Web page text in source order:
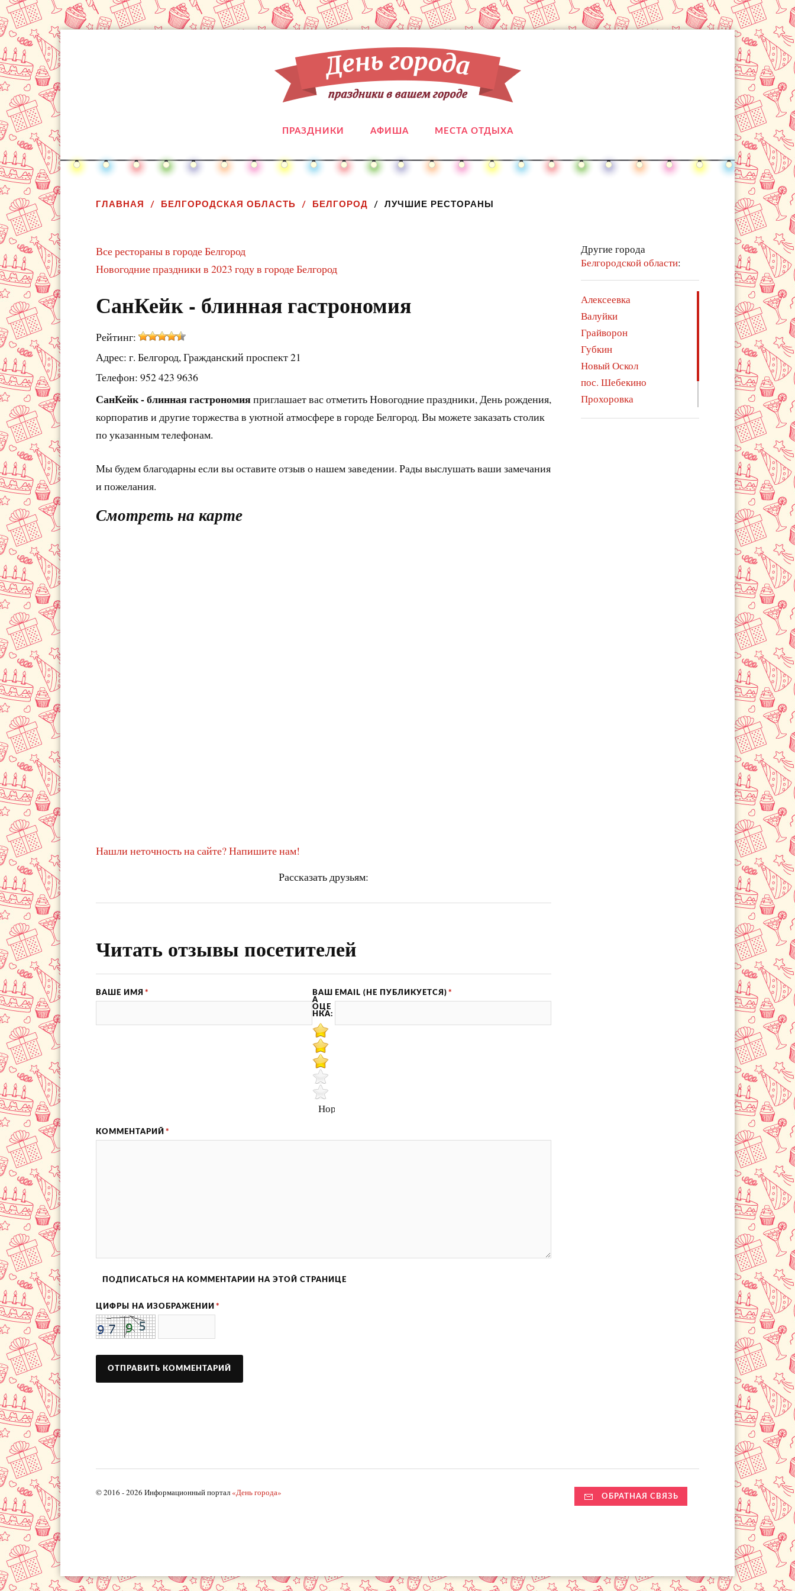
ПРАЗДНИКИ АФИША МЕСТА ОТДЫХА
ГЛАВНАЯ БЕЛГОРОДСКАЯ ОБЛАСТЬ БЕЛГОРОД ЛУЧШИЕ РЕСТОРАНЫ
Другие города
Белгородской области:
Алексеевка
Валуйки
Грайворон
Губкин
Новый Оскол
пос. Шебекино
Прохоровка
Старый Оскол
Все рестораны в городе Белгород
Новогодние праздники в 2023 году в городе Белгород
СанКейк - блинная гастрономия
Рейтинг:
Адрес: г. Белгород, Гражданский проспект 21
Телефон: 952 423 9636
СанКейк - блинная гастрономияприглашает вас отметить Новогодние праздники, День рождения,
корпоратив и другие торжества в уютной атмосфере в городе Белгород. Вы можете заказать столик
по указанным телефонам.
Мы будем благодарны если вы оставите отзыв о нашем заведении. Рады выслушать ваши замечания
и пожелания.
Смотреть на карте
Нашли неточность на сайте? Напишите нам!
Рассказать друзьям:
Читать отзывы посетителей
ВАШЕ ИМЯ * EMAIL (НЕ ПУБЛИКУЕТСЯ) *
ВАШ
А
ОЦЕ
НКА:
Нормально
КОММЕНТАРИЙ *
ПОДПИСАТЬСЯ НА КОММЕНТАРИИ НА ЭТОЙ СТРАНИЦЕ
ЦИФРЫ НА ИЗОБРАЖЕНИИ *
© 2016 - 2026 Информационный портал «День города» ОБРАТНАЯ СВЯЗЬ